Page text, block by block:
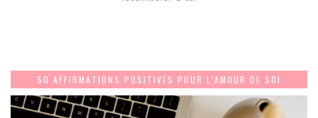
50 AFFIRMATIONS POSITIVES POUR L’AMOUR DE SOI